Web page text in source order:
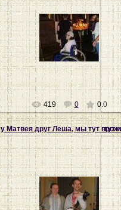
22.07.2012
Ната-хозяйка
419 0 0.0
22.07.2012
тут